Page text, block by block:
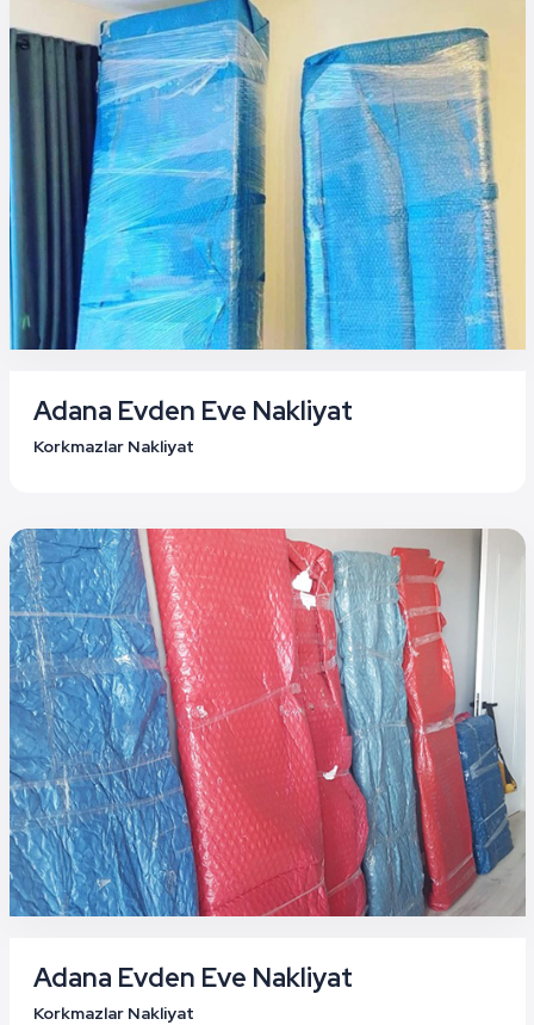
Adana Evden Eve Nakliyat
Korkmazlar Nakliyat
Adana Evden Eve Nakliyat
Korkmazlar Nakliyat